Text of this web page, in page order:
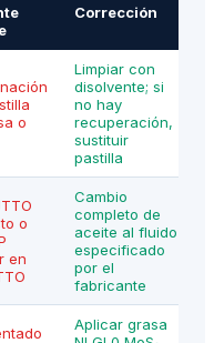
Corrección
o
Limpiar con
disolvente; si
no hay
recuperación,
sustituir
pastilla
o
en
Cambio
completo de
aceite al fluido
especificado
por el
fabricante
Aplicar grasa